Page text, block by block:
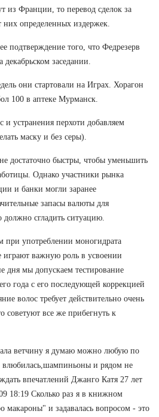
из Франции, то перевод сделок за
них определенных издержек.
подтверждение того, что Федрезерв
заседании.
они стартовали на Играх. Хорагон
100 в аптеке Мурманск.
и устранения перхоти добавляем
маску и без серы).
достаточно быстры, чтобы уменьшить
Однако участники рынка
и банки могли заранее
запасы валюты для
сгладить ситуацию.
употреблении моногидрата
играют важную роль в усвоении
дня мы допускаем тестирование
года с его последующей коррекцией
волос требует действительно очень
советуют все же прибегнуть к
ветчину я думаю можно любую по
влюбилась,шампиньоны и рядом не
впечатлений Джанго Катя 27 лет
18:19 Сколько раз я в книжном
и задавалась вопросом - это